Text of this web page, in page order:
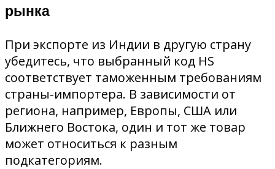
рынка
При экспорте из Индии в другую страну
убедитесь, что выбранный код HS
соответствует таможенным требованиям
страны-импортера. В зависимости от
региона, например, Европы, США или
Ближнего Востока, один и тот же товар
может относиться к разным
подкатегориям.